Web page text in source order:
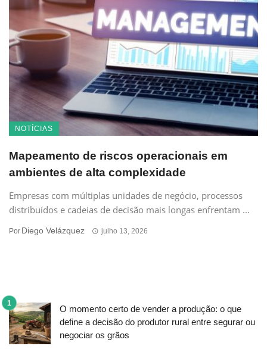
NOTÍCIAS
Mapeamento de riscos operacionais em
ambientes de alta complexidade
Empresas com múltiplas unidades de negócio, processos
distribuídos e cadeias de decisão mais longas enfrentam ...
Por Diego Velázquez julho 13, 2026
O momento certo de vender a produção: o que
define a decisão do produtor rural entre segurar ou
negociar os grãos